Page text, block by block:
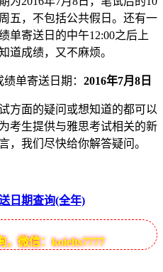
五，不包括公共假日。还有一
单寄送日的中午12:00之后上
道成绩，又不麻烦。
单寄送日期： 2016年7月8日
面的疑问或想知道的都可以
考生提供与雅思考试相关的新
，我们尽快给你解答疑问。
日期查询(全年)
微信：koielts7777